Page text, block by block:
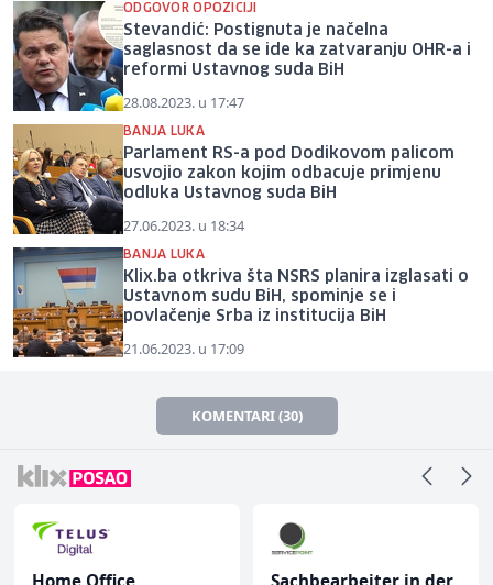
ODGOVOR OPOZICIJI
Stevandić: Postignuta je načelna
saglasnost da se ide ka zatvaranju OHR-a i
reformi Ustavnog suda BiH
28.08.2023. u 17:47
BANJA LUKA
Parlament RS-a pod Dodikovom palicom
usvojio zakon kojim odbacuje primjenu
odluka Ustavnog suda BiH
27.06.2023. u 18:34
BANJA LUKA
Klix.ba otkriva šta NSRS planira izglasati o
Ustavnom sudu BiH, spominje se i
povlačenje Srba iz institucija BiH
21.06.2023. u 17:09
KOMENTARI (30)
Home Office
Sachbearbeiter in der